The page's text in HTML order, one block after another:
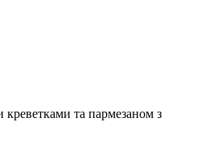
креветками та пармезаном з